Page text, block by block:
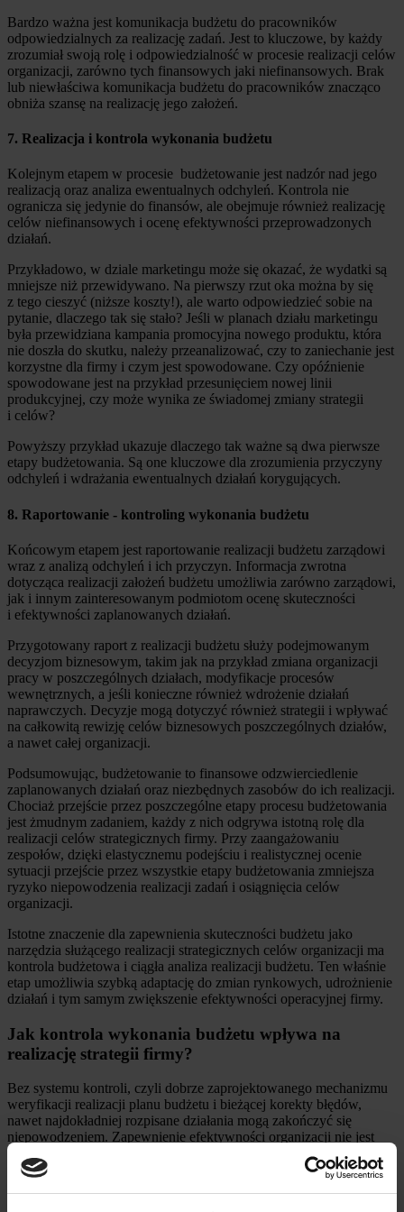
Bardzo ważna jest komunikacja budżetu do pracowników
odpowiedzialnych za realizację zadań. Jest to kluczowe, by każdy
zrozumiał swoją rolę i odpowiedzialność w procesie realizacji celów
organizacji, zarówno tych finansowych jaki niefinansowych. Brak
lub niewłaściwa komunikacja budżetu do pracowników znacząco
obniża szansę na realizację jego założeń.
7. Realizacja i kontrola wykonania budżetu
Kolejnym etapem w procesie budżetowanie jest nadzór nad jego
realizacją oraz analiza ewentualnych odchyleń. Kontrola nie
ogranicza się jedynie do finansów, ale obejmuje również realizację
celów niefinansowych i ocenę efektywności przeprowadzonych
działań.
Przykładowo, w dziale marketingu może się okazać, że wydatki są
mniejsze niż przewidywano. Na pierwszy rzut oka można by się
z tego cieszyć (niższe koszty!), ale warto odpowiedzieć sobie na
pytanie, dlaczego tak się stało? Jeśli w planach działu marketingu
była przewidziana kampania promocyjna nowego produktu, która
nie doszła do skutku, należy przeanalizować, czy to zaniechanie jest
korzystne dla firmy i czym jest spowodowane. Czy opóźnienie
spowodowane jest na przykład przesunięciem nowej linii
produkcyjnej, czy może wynika ze świadomej zmiany strategii
i celów?
Powyższy przykład ukazuje dlaczego tak ważne są dwa pierwsze
etapy budżetowania. Są one kluczowe dla zrozumienia przyczyny
odchyleń i wdrażania ewentualnych działań korygujących.
8. Raportowanie - kontroling wykonania budżetu
Końcowym etapem jest raportowanie realizacji budżetu zarządowi
wraz z analizą odchyleń i ich przyczyn. Informacja zwrotna
dotycząca realizacji założeń budżetu umożliwia zarówno zarządowi,
jak i innym zainteresowanym podmiotom ocenę skuteczności
i efektywności zaplanowanych działań.
Przygotowany raport z realizacji budżetu służy podejmowanym
decyzjom biznesowym, takim jak na przykład zmiana organizacji
pracy w poszczególnych działach, modyfikacje procesów
wewnętrznych, a jeśli konieczne również wdrożenie działań
naprawczych. Decyzje mogą dotyczyć również strategii i wpływać
na całkowitą rewizję celów biznesowych poszczególnych działów,
a nawet całej organizacji.
Podsumowując, budżetowanie to finansowe odzwierciedlenie
zaplanowanych działań oraz niezbędnych zasobów do ich realizacji.
Chociaż przejście przez poszczególne etapy procesu budżetowania
jest żmudnym zadaniem, każdy z nich odgrywa istotną rolę dla
realizacji celów strategicznych firmy. Przy zaangażowaniu
zespołów, dzięki elastycznemu podejściu i realistycznej ocenie
sytuacji przejście przez wszystkie etapy budżetowania zmniejsza
ryzyko niepowodzenia realizacji zadań i osiągnięcia celów
organizacji.
Istotne znaczenie dla zapewnienia skuteczności budżetu jako
narzędzia służącego realizacji strategicznych celów organizacji ma
kontrola budżetowa i ciągła analiza realizacji budżetu. Ten właśnie
etap umożliwia szybką adaptację do zmian rynkowych, udrożnienie
działań i tym samym zwiększenie efektywności operacyjnej firmy.
Jak kontrola wykonania budżetu wpływa na
realizację strategii firmy?
Bez systemu kontroli, czyli dobrze zaprojektowanego mechanizmu
weryfikacji realizacji planu budżetu i bieżącej korekty błędów,
nawet najdokładniej rozpisane działania mogą zakończyć się
niepowodzeniem. Zapewnienie efektywności organizacji nie jest
możliwe bez ciągłej oceny bieżącej działalności i wprowadzania
niezbędnych korekt.